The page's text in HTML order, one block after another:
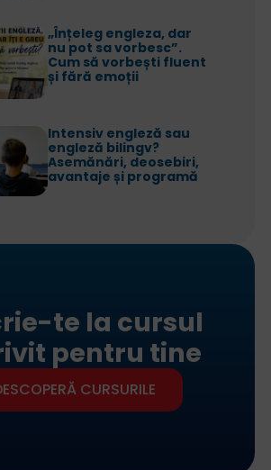
„Înțeleg engleza, dar
nu pot sa vorbesc”.
Cum să vorbești fluent
și fără emoții
Intensiv engleză sau
engleză bilingv?
Asemănări, deosebiri,
avantaje și programă
te la cursul
pentru tine
CURSURILE